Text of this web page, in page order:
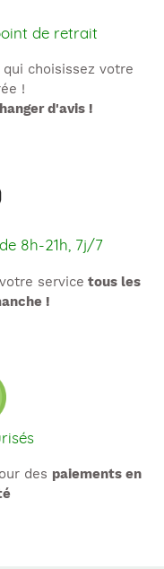
de retrait
choisissez votre
!
d'avis !
8h-21h, 7j/7
service tous les
!
des paiements en